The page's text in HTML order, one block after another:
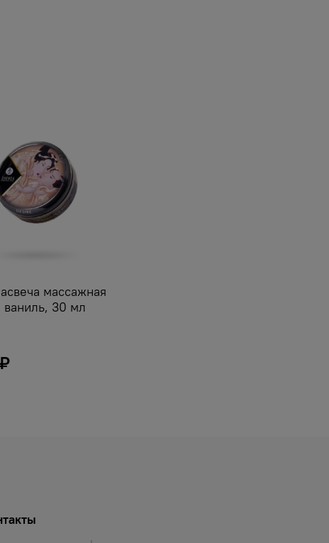
массажная
ваниль, 30 мл